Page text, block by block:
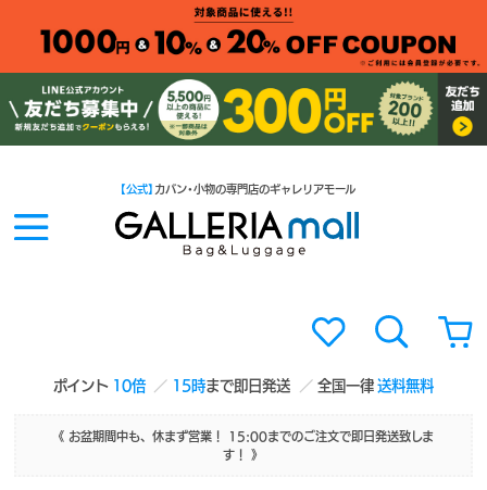
ポイント 10倍 15時まで即日発送 全国一律送料無料
【公式】 カバン・小物の専門店のギャレリアモール
《 お盆期間中も、休まず営業！ 15:00までのご注文で即日発送致しま
す！ 》